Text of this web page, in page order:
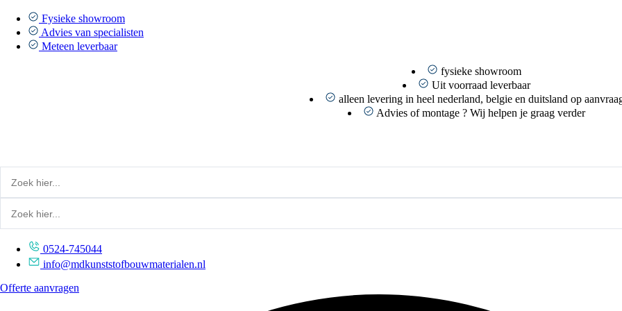
naar
inhoud
Fysieke showroom
Advies van specialisten
Meteen leverbaar
fysieke showroom
Uit voorraad leverbaar
alleen levering in heel nederland, belgie en duitsland op
Advies of montage ? Wij helpen je graag verder
0524-745044
info@mdkunststofbouwmaterialen.nl
Offerte aanvragen